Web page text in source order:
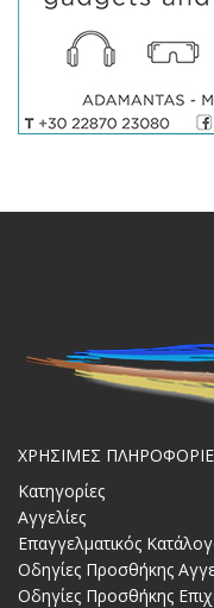
ΧΡΗΣΙΜΕΣ
Κατηγορίες
Αγγελίες
Επαγγελματικός
Οδηγίες Προσθήκης
Οδηγίες Προσθήκης